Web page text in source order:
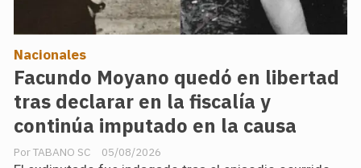
Facundo Moyano quedó en libertad
tras declarar en la fiscalía y
continúa imputado en la causa
TABANO SC
Nacionales
05/08/2026